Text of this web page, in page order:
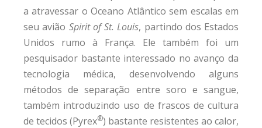
a atravessar o Oceano Atlântico sem escalas em
seu avião Spirit of St. Louis, partindo dos Estados
Unidos rumo à França. Ele também foi um
pesquisador bastante interessado no avanço da
tecnologia médica, desenvolvendo alguns
métodos de separação entre soro e sangue,
também introduzindo uso de frascos de cultura
de tecidos (Pyrex®) bastante resistentes ao calor,